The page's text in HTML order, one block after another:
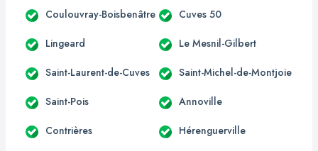
Coulouvray-Boisbenâtre Cuves 50
Lingeard Le Mesnil-Gilbert
Saint-Laurent-de-Cuves Saint-Michel-de-Montjoie
Saint-Pois Annoville
Contrières Hérenguerville